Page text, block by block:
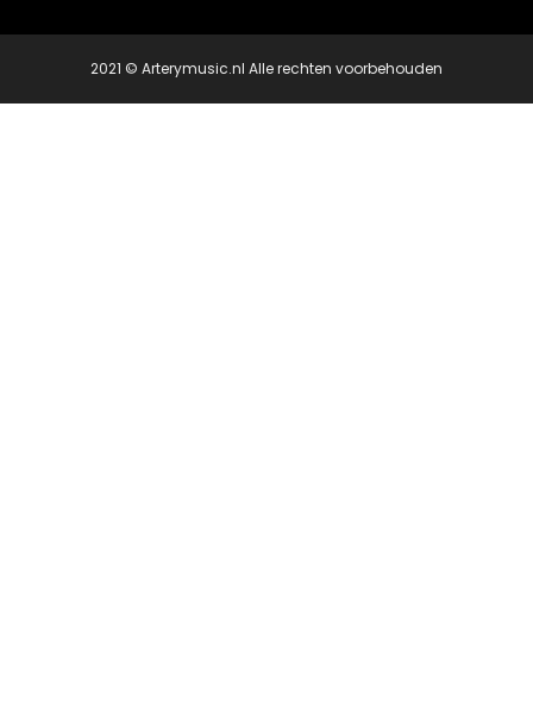
2021 © Arterymusic.nl Alle rechten voorbehouden